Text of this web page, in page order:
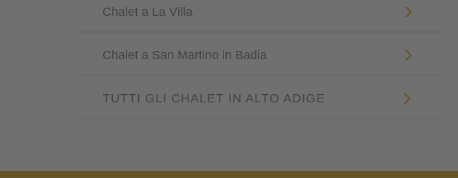
Chalet a La Villa
Chalet a San Martino in Badia
TUTTI GLI CHALET IN ALTO ADIGE